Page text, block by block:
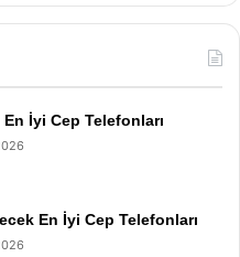
En İyi Cep Telefonları
En İyi Cep Telefonları